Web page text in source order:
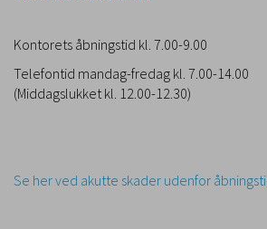
Kontorets åbningstid kl. 7.00-9.00
Telefontid mandag-fredag kl. 7.00-14.00
(Middagslukket kl. 12.00-12.30)
Se her ved akutte skader udenfor